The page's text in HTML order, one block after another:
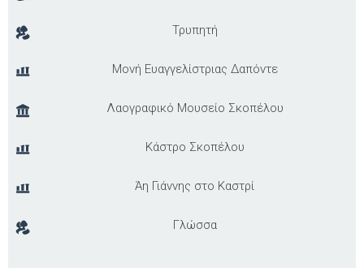
Τρυπητή
Μονή Ευαγγελίστριας Δαπόντε
Λαογραφικό Μουσείο Σκοπέλου
Κάστρο Σκοπέλου
Άη Γιάννης στο Καστρί
Γλώσσα